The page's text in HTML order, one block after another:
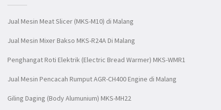
Jual Mesin Meat Slicer (MKS-M10) di Malang
Jual Mesin Mixer Bakso MKS-R24A Di Malang
Penghangat Roti Elektrik (Electric Bread Warmer) MKS-WMR1
Jual Mesin Pencacah Rumput AGR-CH400 Engine di Malang
Giling Daging (Body Alumunium) MKS-MH22